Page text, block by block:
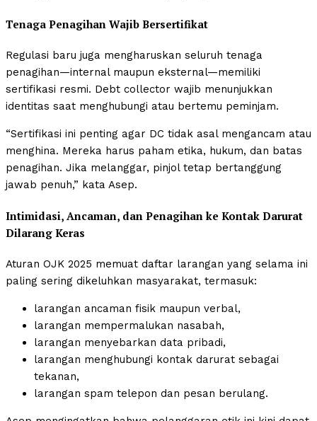
Tenaga Penagihan Wajib Bersertifikat
Regulasi baru juga mengharuskan seluruh tenaga
penagihan—internal maupun eksternal—memiliki
sertifikasi resmi. Debt collector wajib menunjukkan
identitas saat menghubungi atau bertemu peminjam.
“Sertifikasi ini penting agar DC tidak asal mengancam atau
menghina. Mereka harus paham etika, hukum, dan batas
penagihan. Jika melanggar, pinjol tetap bertanggung
jawab penuh,” kata Asep.
Intimidasi, Ancaman, dan Penagihan ke Kontak Darurat
Dilarang Keras
Aturan OJK 2025 memuat daftar larangan yang selama ini
paling sering dikeluhkan masyarakat, termasuk:
larangan ancaman fisik maupun verbal,
larangan mempermalukan nasabah,
larangan menyebarkan data pribadi,
larangan menghubungi kontak darurat sebagai
tekanan,
larangan spam telepon dan pesan berulang.